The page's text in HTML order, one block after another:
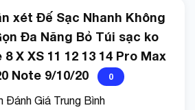
xét Đế Sạc Nhanh Không
Đa Năng Bỏ Túi sạc ko
X XS 11 12 13 14 Pro Max
Note 9/10/20
0
Đánh Giá Trung Bình